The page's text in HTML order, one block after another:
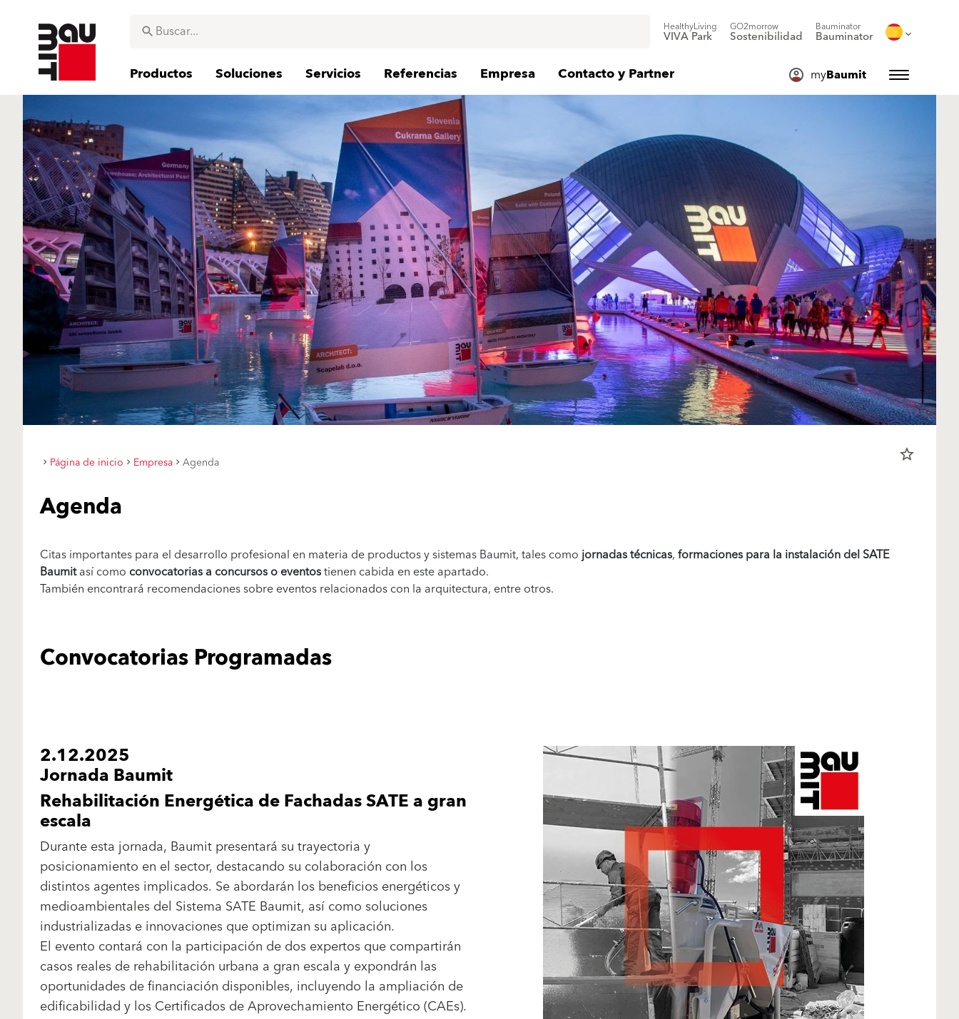
HealthyLiving
VIVA Park
GO2morrow
Sostenibilidad
Bauminator
Bauminator
Productos Soluciones Servicios Referencias Empresa Contacto y Partner myBaumit
Página de inicio Empresa Agenda star_border
Agenda
Citas importantes para el desarrollo profesional en materia de productos y sistemas Baumit, tales comojornadas técnicas,formaciones para la instalación del SATE
Baumitasí como convocatorias a concursos o eventostienen cabida en este apartado.
También encontrará recomendaciones sobre eventos relacionados con la arquitectura, entre otros.
Convocatorias Programadas
2.12.2025
Jornada Baumit
Rehabilitación Energética de Fachadas SATE a gran
escala
Durante esta jornada, Baumit presentará su trayectoria y
posicionamiento en el sector, destacando su colaboración con los
distintos agentes implicados. Se abordarán los beneficios energéticos y
medioambientales del Sistema SATE Baumit, así como soluciones
industrializadas e innovaciones que optimizan su aplicación.
El evento contará con la participación de dos expertos que compartirán
casos reales de rehabilitación urbana a gran escala y expondrán las
oportunidades de financiación disponibles, incluyendo la ampliación de
edificabilidad y los Certificados de Aprovechamiento Energético (CAEs).